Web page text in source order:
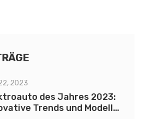
2023
des Jahres 2023:
Trends und Modelle